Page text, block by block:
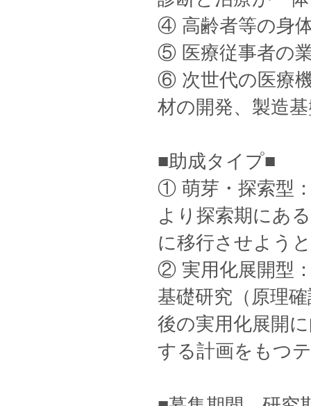
④ 高齢者等の身
⑤ 医療従事者の
⑥ 次世代の医療
材の開発、製造
■助成タイプ■
① 萌芽・探索型
より探索期にあ
に移行させよう
② 実用化展開型
基礎研究（原理
後の実用化展開
する計画をもつ